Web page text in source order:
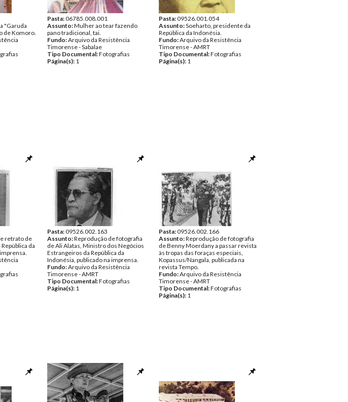
"Garuda
de Komoro.
Pasta:06785.008.001
Assunto:Mulher ao tear fazendo
pano tradicional, tai.
Fundo:Arquivo da Resistência
Timorense - Sabalae
Tipo Documental:Fotografias
Página(s): 1
Pasta:09526.001.054
Assunto:Soeharto, presidente da
República da Indonésia.
Fundo:Arquivo da Resistência
Timorense - AMRT
Tipo Documental:Fotografias
Página(s): 1
retrato de
da
Pasta:09526.002.163
Assunto:Reprodução de fotografia
de Ali Alatas, Ministro dos Negócios
Estrangeiros da República da
Indonésia, publicado na imprensa.
Fundo:Arquivo da Resistência
Timorense - AMRT
Tipo Documental:Fotografias
Página(s): 1
Pasta:09526.002.166
Assunto:Reprodução de fotografia
de Benny Moerdany a passar revista
às tropas das foraças especiais,
Kopassus/Nangala, publicada na
revista Tempo.
Fundo:Arquivo da Resistência
Timorense - AMRT
Tipo Documental:Fotografias
Página(s): 1